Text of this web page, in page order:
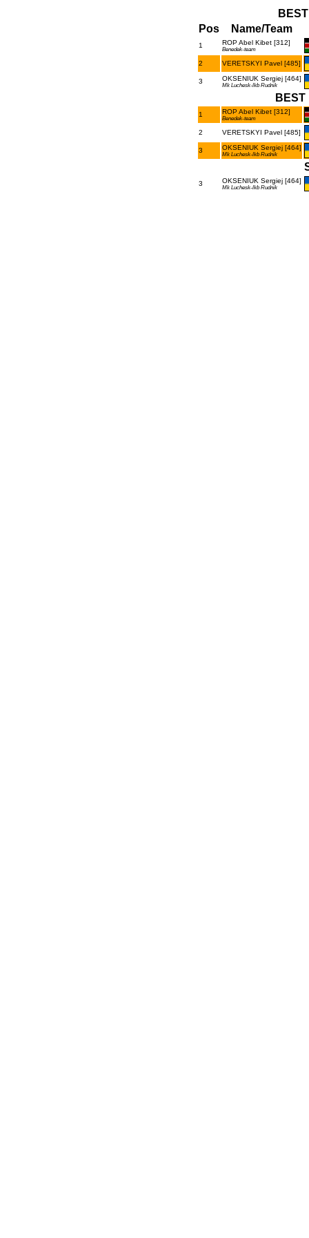
Pos
Name/Team
1 ROP Abel Kibet [312]
Benedek-team
2 VERETSKYI Pavel [485]
3 OKSENIUK Sergiej [464]
Mk Luchesk-lkb Rudnik
BEST
1 ROP Abel Kibet [312]
Benedek-team
2 VERETSKYI Pavel [485]
3 OKSENIUK Sergiej [464]
Mk Luchesk-lkb Rudnik
3 OKSENIUK Sergiej [464]
Mk Luchesk-lkb Rudnik